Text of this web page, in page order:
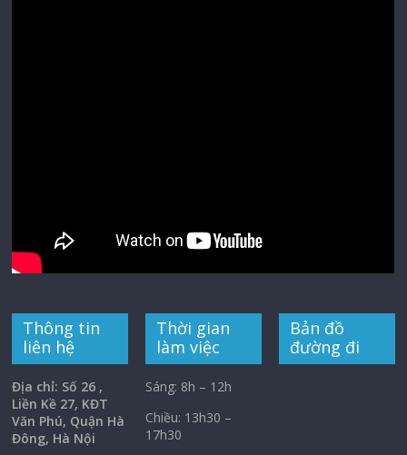
Thông tin
liên hệ
Địa chỉ: Số 26 ,
Liền Kề 27, KĐT
Văn Phú, Quận Hà
Đông, Hà Nội
Thời gian
làm việc
Sáng: 8h – 12h
Chiều: 13h30 –
17h30
Bản đồ
đường đi